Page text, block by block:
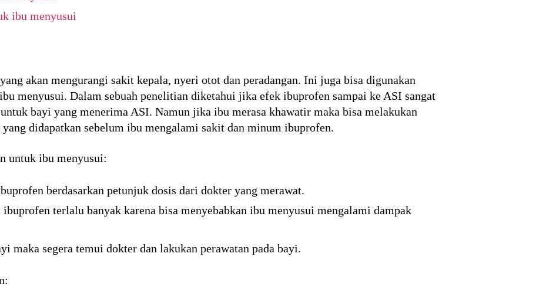
ibu menyusui
akan mengurangi sakit kepala, nyeri otot dan peradangan. Ini juga bisa digunakan
menyusui. Dalam sebuah penelitian diketahui jika efek ibuprofen sampai ke ASI sangat
bayi yang menerima ASI. Namun jika ibu merasa khawatir maka bisa melakukan
yang didapatkan sebelum ibu mengalami sakit dan minum ibuprofen.
untuk ibu menyusui:
berdasarkan petunjuk dosis dari dokter yang merawat.
terlalu banyak karena bisa menyebabkan ibu menyusui mengalami dampak
maka segera temui dokter dan lakukan perawatan pada bayi.